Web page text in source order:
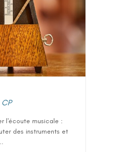
CP
l'écoute musicale :
des instruments et